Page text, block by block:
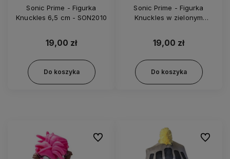
Sonic Prime - Figurka
Knuckles 6,5 cm - SON2010
19,00 zł
Do koszyka
Sonic Prime - Figurka
Knuckles w zielonym
19,00 zł
Do koszyka
Do ulubionych Do